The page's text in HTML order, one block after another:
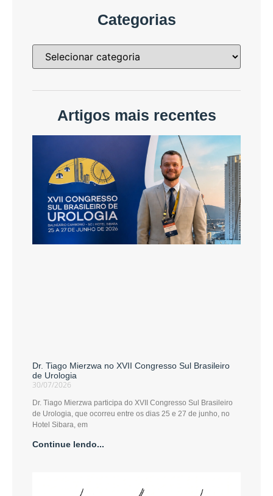
Categorias
Artigos mais recentes
Dr. Tiago Mierzwa no XVII Congresso Sul Brasileiro
de Urologia
30/07/2026
Dr. Tiago Mierzwa participa do XVII Congresso Sul Brasileiro
de Urologia, que ocorreu entre os dias 25 e 27 de junho, no
Hotel Sibara, em
Continue lendo...